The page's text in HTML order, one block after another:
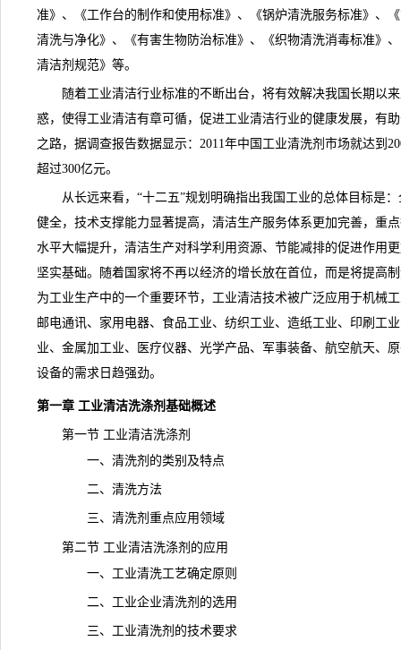
准》、《工作台的制作和使用标准》、《锅炉清洗服务标准》、
清洗与净化》、《有害生物防治标准》、《织物清洗消毒标准》
清洁剂规范》等。
随着工业清洁行业标准的不断出台，将有效解决我国长期以来
惑，使得工业清洁有章可循，促进工业清洁行业的健康发展，有
之路，据调查报告数据显示：2011年中国工业清洗剂市场就达到
超过300亿元。
从长远来看，“十二五”规划明确指出我国工业的总体目标是：
健全，技术支撑能力显著提高，清洁生产服务体系更加完善，重
水平大幅提升，清洁生产对科学利用资源、节能减排的促进作用
坚实基础。随着国家将不再以经济的增长放在首位，而是将提高
为工业生产中的一个重要环节，工业清洁技术被广泛应用于机械
邮电通讯、家用电器、食品工业、纺织工业、造纸工业、印刷工
业、金属加工业、医疗仪器、光学产品、军事装备、航空航天、
设备的需求日趋强劲。
第一章 工业清洁洗涤剂基础概述
第一节 工业清洁洗涤剂
一、清洗剂的类别及特点
二、清洗方法
三、清洗剂重点应用领域
第二节 工业清洁洗涤剂的应用
一、工业清洗工艺确定原则
二、工业企业清洗剂的选用
三、工业清洗剂的技术要求